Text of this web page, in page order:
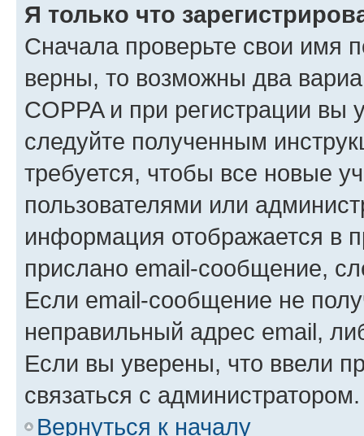
Я только что
Сначала проверьте свои имя
верны, то возможны два
COPPA и при регистрации вы
следуйте полученным
требуется, чтобы все новые
пользователями или
информация отображается в
прислано email-сообщение,
Если email-сообщение не
неправильный адрес email,
Если вы уверены, что ввели
связаться с администратором.
Вернуться к началу